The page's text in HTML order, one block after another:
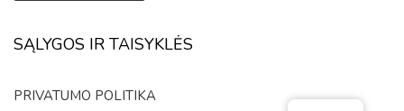
SĄLYGOS IR TAISYKLĖS
PRIVATUMO POLITIKA